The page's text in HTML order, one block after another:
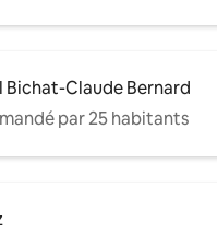
Bichat-Claude Bernard
par 25 habitants